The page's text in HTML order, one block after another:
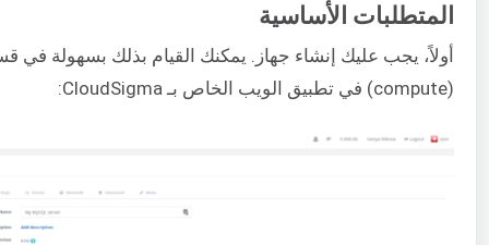
المتطلبات الأساسية
أولاً، يجب عليك إنشاء جهاز. يمكنك القيام بذلك بسهولة في
(compute) في تطبيق الويب الخاص بـ CloudSigma: